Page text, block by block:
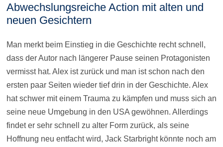
Abwechslungsreiche Action mit alten und
neuen Gesichtern
Man merkt beim Einstieg in die Geschichte recht schnell,
dass der Autor nach längerer Pause seinen Protagonisten
vermisst hat. Alex ist zurück und man ist schon nach den
ersten paar Seiten wieder tief drin in der Geschichte. Alex
hat schwer mit einem Trauma zu kämpfen und muss sich an
seine neue Umgebung in den USA gewöhnen. Allerdings
findet er sehr schnell zu alter Form zurück, als seine
Hoffnung neu entfacht wird, Jack Starbright könnte noch am